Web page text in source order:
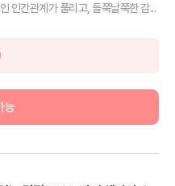
인간관계가 풀리고, 들쭉날쭉한 감...
능